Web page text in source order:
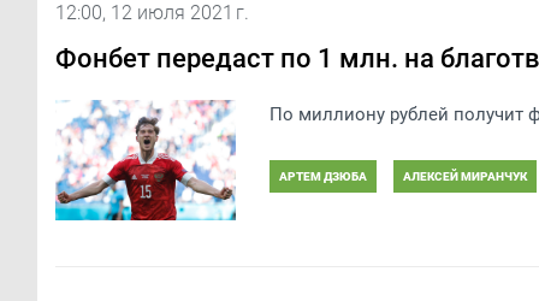
12:00, 12 июля 2021 г.
Фонбет передаст по 1 млн. на
По миллиону рублей получит
АРТЕМ ДЗЮБА АЛЕКСЕЙ МИРАНЧУК